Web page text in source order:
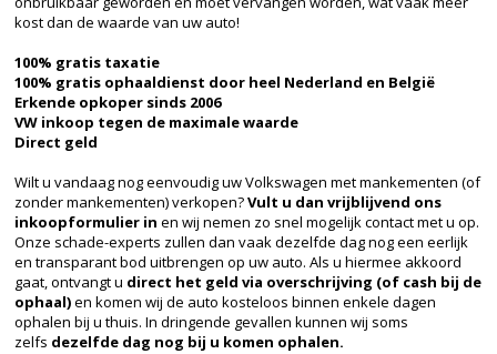
kost dan de waarde van uw auto!
100% gratis taxatie
100% gratis ophaaldienst door heel Nederland en België
Erkende opkoper sinds 2006
VW inkoop tegen de maximale waarde
Direct geld
Wilt u vandaag nog eenvoudig uw Volkswagen met mankementen (of
zonder mankementen) verkopen?Vult u dan vrijblijvend ons
inkoopformulier in en wij nemen zo snel mogelijk contact met u op.
Onze schade-experts zullen dan vaak dezelfde dag nog een eerlijk
en transparant bod uitbrengen op uw auto. Als u hiermee akkoord
gaat, ontvangt u direct het geld via overschrijving (of cash bij de
ophaal)en komen wij de auto kosteloos binnen enkele dagen
ophalen bij u thuis. In dringende gevallen kunnen wij soms
zelfs dezelfde dag nog bij u komen ophalen.